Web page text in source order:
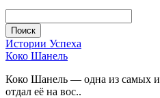
Истории Успеха
Коко Шанель
Коко Шанель — одна из самых
отдал её на вос..